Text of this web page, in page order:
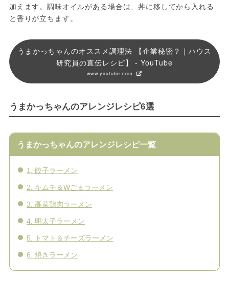
加えます。調味オイルがある場合は、丼に移してから入れる
と香りが立ちます。
うまかっちゃんのオススメ調理法 【企業秘密？｜ハウス
研究員の直伝レシピ】 - YouTube
www.youtube.com
うまかっちゃんのアレンジレシピ6選
うまかっちゃんのアレンジレシピ一覧
1. 餃子ラーメン
2. キムチ＆Wごまラーメン
3. 高菜鶏肉ラーメン
4. 明太子ラーメン
5. トマト＆チーズラーメン
6. 焼きラーメン